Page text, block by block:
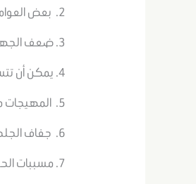
بعض
ضعف
يمكن أن
المهيجات
جفاف
مسببات